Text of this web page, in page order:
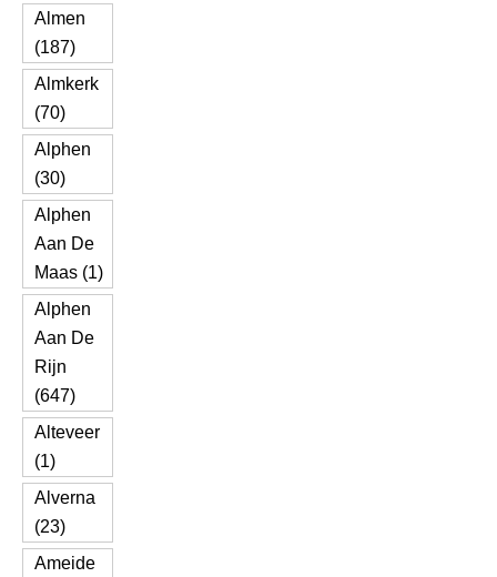
Almen
(187)
Almkerk
(70)
Alphen
(30)
Alphen
Aan De
Maas (1)
Alphen
Aan De
Rijn
(647)
Alteveer
(1)
Alverna
(23)
Ameide